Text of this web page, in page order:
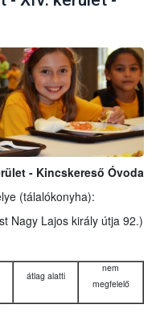
- Kincskereső Óvoda
(tálalókonyha):
Nagy Lajos király útja 92.)
átlag alatti
nem
megfelelő